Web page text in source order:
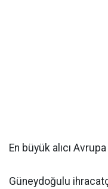
En büyük alıcı
Güneydoğulu